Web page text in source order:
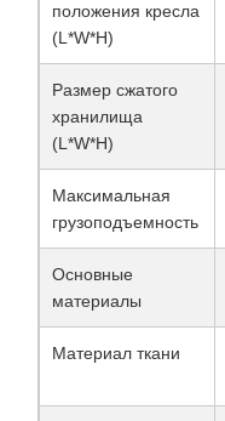
положения кресла
(L*W*H)
Размер сжатого
хранилища
(L*W*H)
Максимальная
грузоподъемность
Основные
материалы
Материал ткани